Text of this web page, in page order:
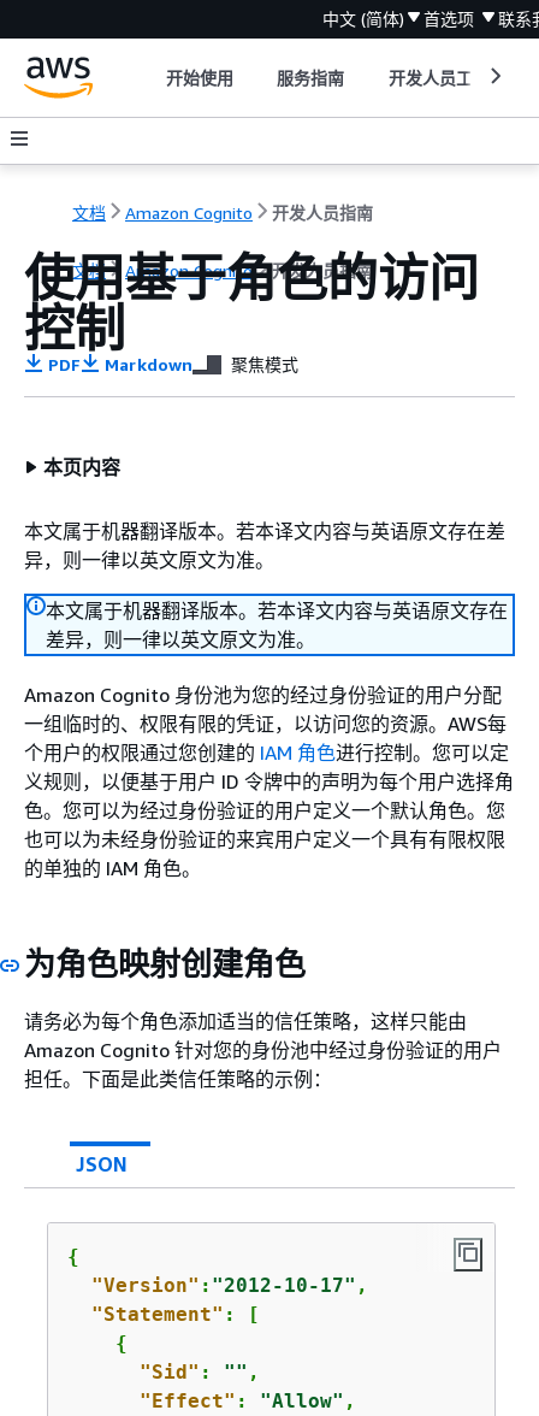
中文 (简体) 首选项 联系
开始使用 服务指南 开发人员工具
文档 Amazon Cognito 开发人员指南
文档 Amazon Cognito 开发人员指南
使用基于角色的访问
控制
PDF Markdown 聚焦模式
本页内容
本文属于机器翻译版本。若本译文内容与英语原文存在差
异，则一律以英文原文为准。
本文属于机器翻译版本。若本译文内容与英语原文存在
差异，则一律以英文原文为准。
Amazon Cognito 身份池为您的经过身份验证的用户分配
一组临时的、权限有限的凭证，以访问您的资源。AWS每
个用户的权限通过您创建的 IAM 角色进行控制。您可以定
义规则，以便基于用户 ID 令牌中的声明为每个用户选择角
色。您可以为经过身份验证的用户定义一个默认角色。您
也可以为未经身份验证的来宾用户定义一个具有有限权限
的单独的 IAM 角色。
为角色映射创建角色
请务必为每个角色添加适当的信任策略，这样只能由
Amazon Cognito 针对您的身份池中经过身份验证的用户
担任。下面是此类信任策略的示例：
JSON
{
"Version" : "2012-10-17" ,
"Statement" : [
{
"Sid" : "" ,
"Effect" : "Allow" ,